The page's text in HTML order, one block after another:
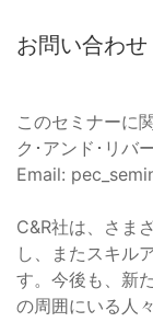
お問い合わせ
このセミナーに
ク･アンド･リバ
Email:
C&R社は、さま
し、またスキル
す。今後も、新
の周囲にいる人